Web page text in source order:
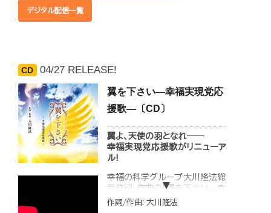
デジタル配信一覧
CD 04/27 RELEASE!
翼を下さい―幸福実現党応
援歌―〔CD〕
翼よ、天使の羽となれ――
幸福実現党応援歌がリニューア
ル!
幸福の科学グループ大川隆法総
裁作詞・作曲の「翼を下さい―幸
福実現党応援歌―」がリニューア
作詞/作曲: 大川隆法